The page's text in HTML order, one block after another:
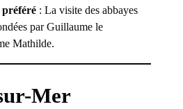
préféré : La visite des abbayes
par Guillaume le
Mathilde.
Mer